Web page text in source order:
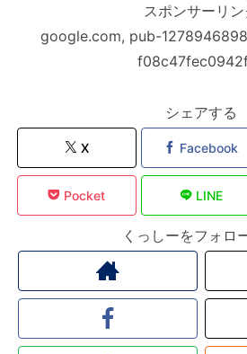
スポンサーリン
google.com, pub-
シェアする
X Facebook
Pocket LINE
くっしーをフォロ